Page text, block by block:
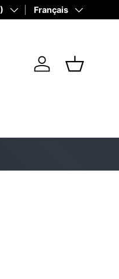
LangueFrançais
Se connecter
Panier